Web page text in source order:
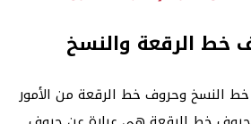
خط الرقعة والنسخ
النسخ وحروف خط الرقعة من الأمور